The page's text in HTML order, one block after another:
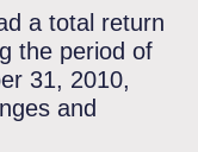
a total return
the period of
31, 2010,
and